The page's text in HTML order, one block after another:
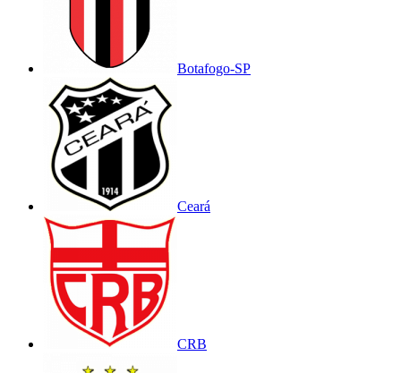
Botafogo-SP
Ceará
CRB